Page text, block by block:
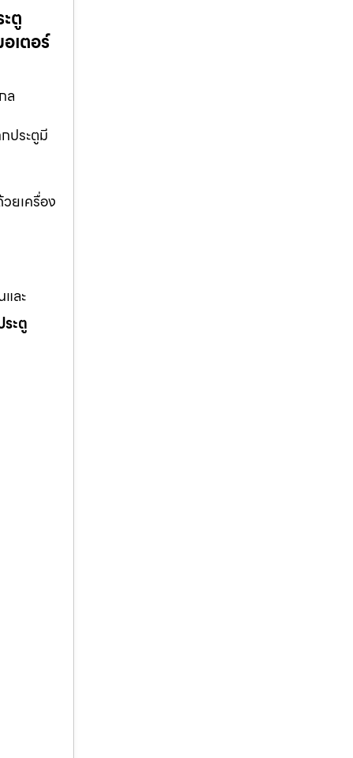
ตู
เตอร์
ล
ประตูมี
ยเครื่อง
ละ
ะตู